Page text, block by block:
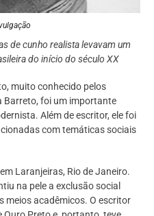
de cunho realista levavam um
do início do século XX
muito conhecido pelos
Barreto, foi um importante
Além de escritor, ele foi
com temáticas sociais
Laranjeiras, Rio de Janeiro.
na pele a exclusão social
meios acadêmicos. O escritor